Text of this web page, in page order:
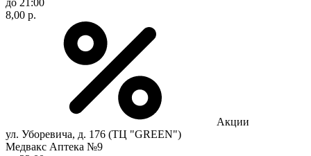
8,00 р.
Акции
ул. Уборевича, д. 176 (ТЦ "GREEN")
Медвакс Аптека №9